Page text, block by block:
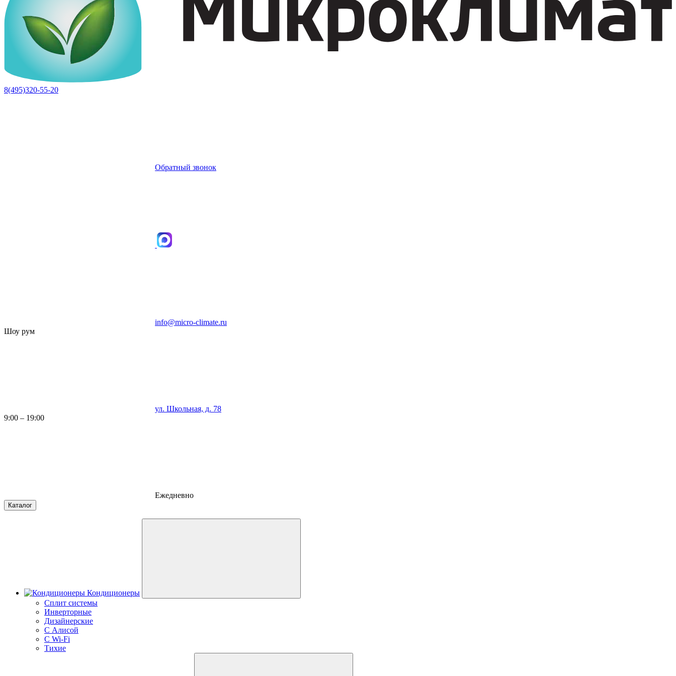
8(495)320-55-20
Обратный звонок
info@micro-climate.ru
Шоу рум
ул. Школьная, д. 78
9:00 – 19:00
Ежедневно
Каталог
Кондиционеры
Сплит системы
Инверторные
Дизайнерские
С Алисой
C Wi-Fi
Тихие